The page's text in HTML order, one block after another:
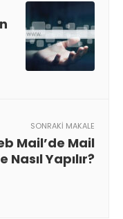
SONRAKI MAKALE
Mail’de Mail
Yapılır?